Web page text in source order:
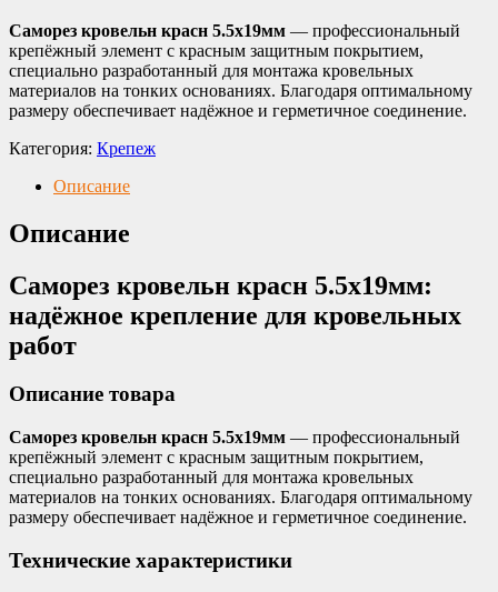
Саморез кровельн красн 5.5х19мм — профессиональный
крепёжный элемент с красным защитным покрытием,
специально разработанный для монтажа кровельных
материалов на тонких основаниях. Благодаря оптимальному
размеру обеспечивает надёжное и герметичное соединение.
Категория: Крепеж
Описание
Описание
Саморез кровельн красн 5.5х19мм:
надёжное крепление для кровельных
работ
Описание товара
Саморез кровельн красн 5.5х19мм — профессиональный
крепёжный элемент с красным защитным покрытием,
специально разработанный для монтажа кровельных
материалов на тонких основаниях. Благодаря оптимальному
размеру обеспечивает надёжное и герметичное соединение.
Технические характеристики